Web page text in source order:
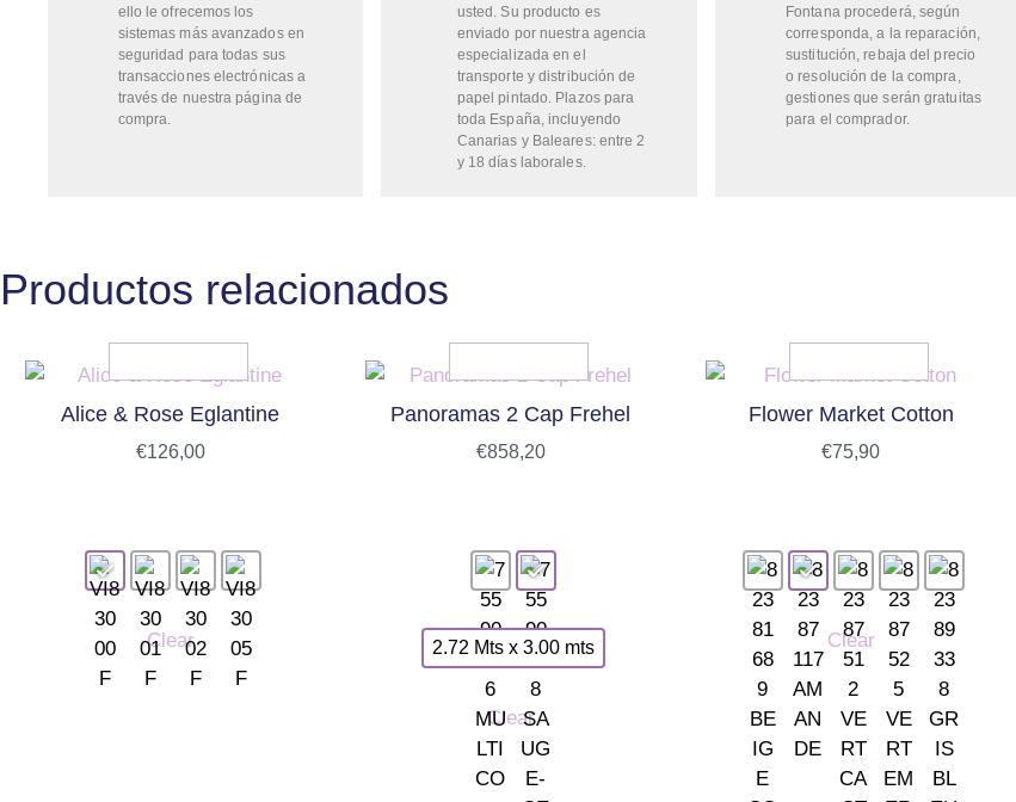
ello le ofrecemos los
sistemas más avanzados en
seguridad para todas sus
transacciones electrónicas a
través de nuestra página de
compra.
usted. Su producto es
enviado por nuestra agencia
especializada en el
transporte y distribución de
papel pintado. Plazos para
toda España, incluyendo
Canarias y Baleares: entre 2
y 18 días laborales.
Fontana procederá, según
corresponda, a la reparación,
sustitución, rebaja del precio
o resolución de la compra,
gestiones que serán gratuitas
para el comprador.
Productos relacionados
Alice & Rose Eglantine
€126,00
Clear
Panoramas 2 Cap Frehel
€858,20
2.72 Mts x 3.00 mts
Clear
Flower Market Cotton
€75,90
Clear